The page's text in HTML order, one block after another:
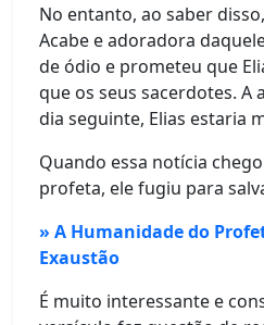
No entanto, ao saber
Acabe e adoradora
de ódio e prometeu que
que os seus sacerdotes. A
dia seguinte, Elias estaria
Quando essa notícia
profeta, ele fugiu para
» A Humanidade do
Exaustão
É muito interessante e